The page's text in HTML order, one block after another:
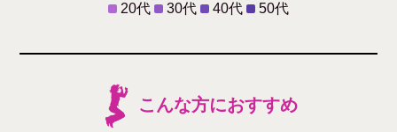
20代 30代 40代 50代
こんな方におすすめ